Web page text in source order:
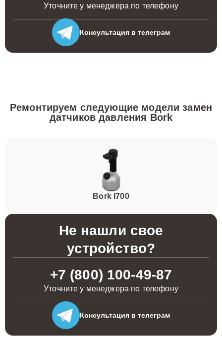
Уточните у менеджера по телефону
Консультация в телеграм
Ремонтируем следующие моделизамен
датчиков давления Bork
Bork I700
Не нашли свое
устройство?
+7 (800) 100-49-87
Уточните у менеджера по телефону
Консультация в телеграм